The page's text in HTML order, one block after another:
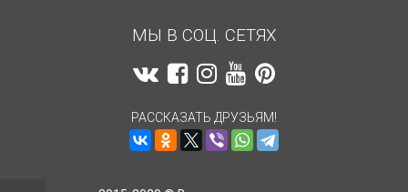
МЫ В СОЦ. СЕТЯХ
РАССКАЗАТЬ ДРУЗЬЯМ!